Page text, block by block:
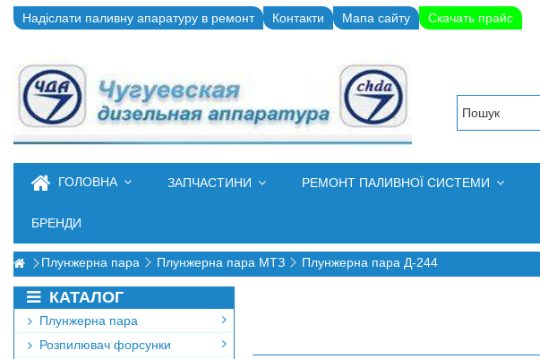
Надіслати паливну апаратуру в ремонт Контакти Мапа сайту Скачать прайс
ГОЛОВНА ЗАПЧАСТИНИ РЕМОНТ ПАЛИВНОЇ СИСТЕМИ
БРЕНДИ
Плунжерна пара Плунжерна пара МТЗ Плунжерна пара Д-244
КАТАЛОГ
Плунжерна пара
Розпилювач форсунки